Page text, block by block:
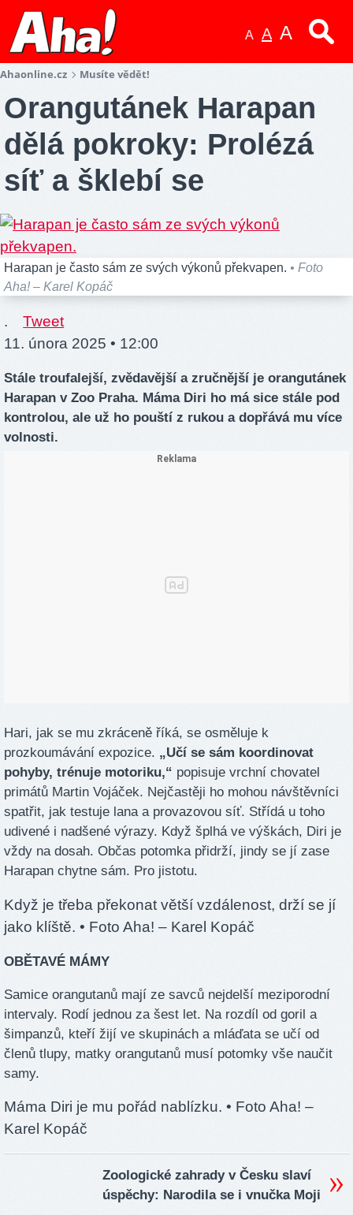
A A A
Ahaonline.cz Musíte vědět!
Orangutánek Harapan
dělá pokroky: Prolézá
síť a šklebí se
Harapan je často sám ze svých výkonů překvapen. • Foto
Aha! – Karel Kopáč
.
Tweet
11. února 2025 • 12:00
Stále troufalejší, zvědavější a zručnější je orangutánek
Harapan v Zoo Praha. Máma Diri ho má sice stále pod
kontrolou, ale už ho pouští z rukou a dopřává mu více
volnosti.
Hari, jak se mu zkráceně říká, se osměluje k
prozkoumávání expozice. „Učí se sám koordinovat
pohyby, trénuje motoriku,“ popisuje vrchní chovatel
primátů Martin Vojáček. Nejčastěji ho mohou návštěvníci
spatřit, jak testuje lana a provazovou síť. Střídá u toho
udivené i nadšené výrazy. Když šplhá ve výškách, Diri je
vždy na dosah. Občas potomka přidrží, jindy se jí zase
Harapan chytne sám. Pro jistotu.
Když je třeba překonat větší vzdálenost, drží se jí
jako klíště. • Foto Aha! – Karel Kopáč
OBĚTAVÉ MÁMY
Samice orangutanů mají ze savců nejdelší meziporodní
intervaly. Rodí jednou za šest let. Na rozdíl od goril a
šimpanzů, kteří žijí ve skupinách a mláďata se učí od
členů tlupy, matky orangutanů musí potomky vše naučit
samy.
Máma Diri je mu pořád nablízku. • Foto Aha! –
Karel Kopáč
Zoologické zahrady v Česku slaví
úspěchy: Narodila se i vnučka Moji